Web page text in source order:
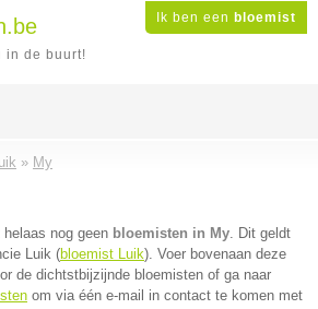
Ik ben een bloemist
in de buurt!
» My
nog geen bloemisten in My. Dit geldt
Luik (bloemist Luik). Voer bovenaan deze
de dichtstbijzijnde bloemisten of ga naar
om via één e-mail in contact te komen met